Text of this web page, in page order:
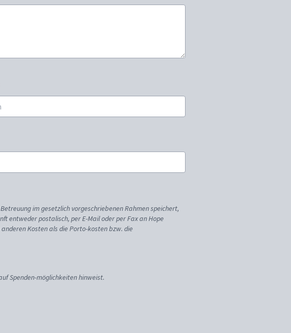
im gesetzlich vorgeschriebenen Rahmen speichert,
entweder postalisch, per E-Mail oder per Fax an Hope
Kosten als die Porto-kosten bzw. die
Spenden-möglichkeiten hinweist.